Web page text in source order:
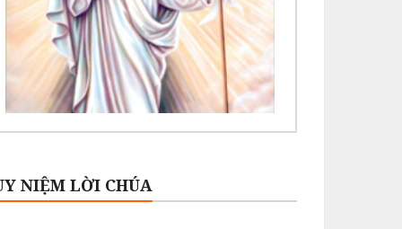
NIỆM LỜI CHÚA